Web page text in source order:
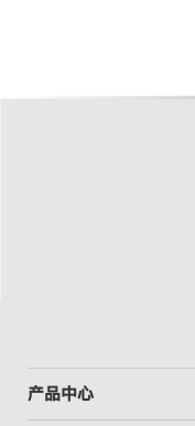
产品中心